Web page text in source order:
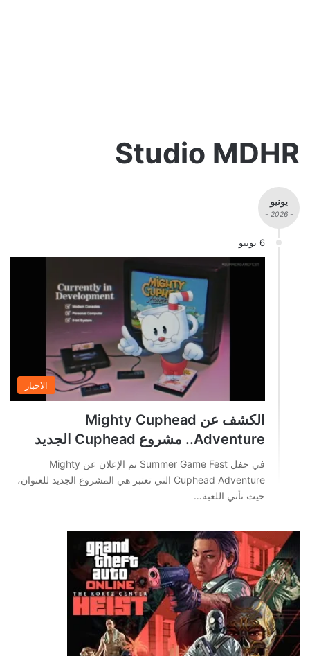
Studio MDHR
يونيو
- 2026 -
6 يونيو
الاخبار
الكشف عن Mighty Cuphead
Adventure.. مشروع Cuphead الجديد
في حفل Summer Game Fest تم الإعلان عن Mighty
Cuphead Adventure التي تعتبر هي المشروع الجديد للعنوان،
حيث تأتي اللعبة…